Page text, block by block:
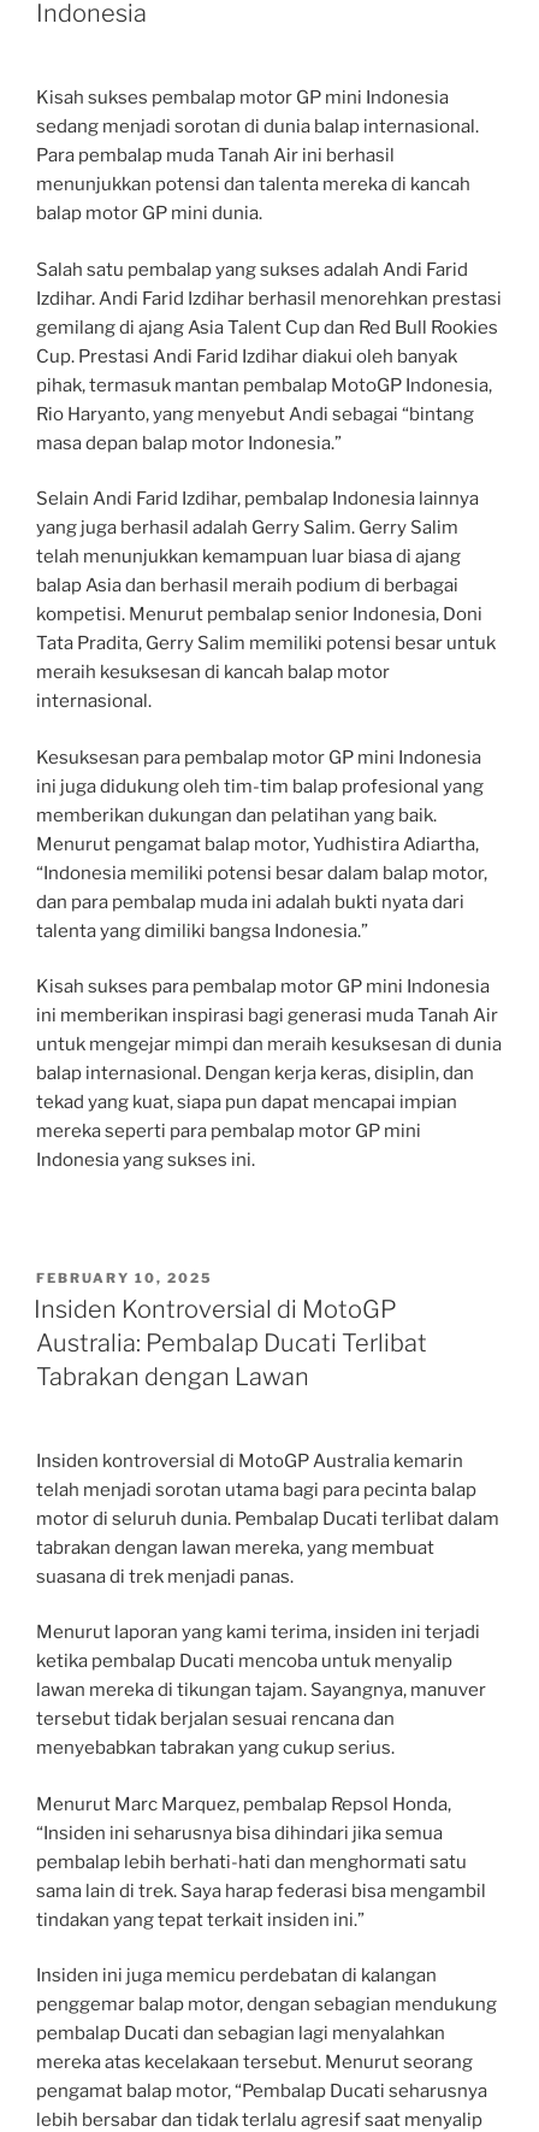
Indonesia
Kisah sukses pembalap motor GP mini Indonesia
sedang menjadi sorotan di dunia balap internasional.
Para pembalap muda Tanah Air ini berhasil
menunjukkan potensi dan talenta mereka di kancah
balap motor GP mini dunia.
Salah satu pembalap yang sukses adalah Andi Farid
Izdihar. Andi Farid Izdihar berhasil menorehkan prestasi
gemilang di ajang Asia Talent Cup dan Red Bull Rookies
Cup. Prestasi Andi Farid Izdihar diakui oleh banyak
pihak, termasuk mantan pembalap MotoGP Indonesia,
Rio Haryanto, yang menyebut Andi sebagai “bintang
masa depan balap motor Indonesia.”
Selain Andi Farid Izdihar, pembalap Indonesia lainnya
yang juga berhasil adalah Gerry Salim. Gerry Salim
telah menunjukkan kemampuan luar biasa di ajang
balap Asia dan berhasil meraih podium di berbagai
kompetisi. Menurut pembalap senior Indonesia, Doni
Tata Pradita, Gerry Salim memiliki potensi besar untuk
meraih kesuksesan di kancah balap motor
internasional.
Kesuksesan para pembalap motor GP mini Indonesia
ini juga didukung oleh tim-tim balap profesional yang
memberikan dukungan dan pelatihan yang baik.
Menurut pengamat balap motor, Yudhistira Adiartha,
“Indonesia memiliki potensi besar dalam balap motor,
dan para pembalap muda ini adalah bukti nyata dari
talenta yang dimiliki bangsa Indonesia.”
Kisah sukses para pembalap motor GP mini Indonesia
ini memberikan inspirasi bagi generasi muda Tanah Air
untuk mengejar mimpi dan meraih kesuksesan di dunia
balap internasional. Dengan kerja keras, disiplin, dan
tekad yang kuat, siapa pun dapat mencapai impian
mereka seperti para pembalap motor GP mini
Indonesia yang sukses ini.
POSTED
ON
FEBRUARY 10, 2025
Insiden Kontroversial di MotoGP
Australia: Pembalap Ducati Terlibat
Tabrakan dengan Lawan
Insiden kontroversial di MotoGP Australia kemarin
telah menjadi sorotan utama bagi para pecinta balap
motor di seluruh dunia. Pembalap Ducati terlibat dalam
tabrakan dengan lawan mereka, yang membuat
suasana di trek menjadi panas.
Menurut laporan yang kami terima, insiden ini terjadi
ketika pembalap Ducati mencoba untuk menyalip
lawan mereka di tikungan tajam. Sayangnya, manuver
tersebut tidak berjalan sesuai rencana dan
menyebabkan tabrakan yang cukup serius.
Menurut Marc Marquez, pembalap Repsol Honda,
“Insiden ini seharusnya bisa dihindari jika semua
pembalap lebih berhati-hati dan menghormati satu
sama lain di trek. Saya harap federasi bisa mengambil
tindakan yang tepat terkait insiden ini.”
Insiden ini juga memicu perdebatan di kalangan
penggemar balap motor, dengan sebagian mendukung
pembalap Ducati dan sebagian lagi menyalahkan
mereka atas kecelakaan tersebut. Menurut seorang
pengamat balap motor, “Pembalap Ducati seharusnya
lebih bersabar dan tidak terlalu agresif saat menyalip